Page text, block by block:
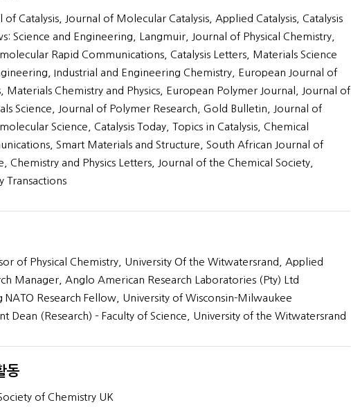
of Catalysis, Journal of Molecular Catalysis, Applied Catalysis, Catalysis
Science and Engineering, Langmuir, Journal of Physical Chemistry,
Rapid Communications, Catalysis Letters, Materials Science
Industrial and Engineering Chemistry, European Journal of
Materials Chemistry and Physics, European Polymer Journal, Journal of
Science, Journal of Polymer Research, Gold Bulletin, Journal of
Science, Catalysis Today, Topics in Catalysis, Chemical
Smart Materials and Structure, South African Journal of
Chemistry and Physics Letters, Journal of the Chemical Society,
Transactions
of Physical Chemistry, University Of the Witwatersrand, Applied
Manager, Anglo American Research Laboratories (Pty) Ltd
NATO Research Fellow, University of Wisconsin-Milwaukee
Dean (Research) – Faculty of Science, University of the Witwatersrand
동
of Chemistry UK